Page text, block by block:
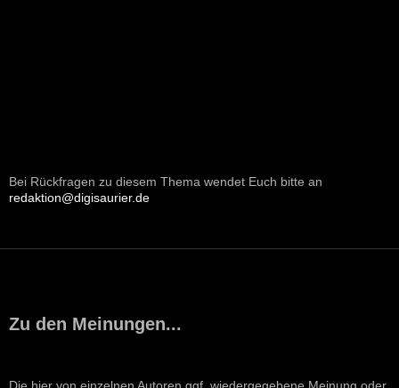
Bei Rückfragen zu diesem Thema wendet Euch bitte an
redaktion@digisaurier.de
Zu den Meinungen...